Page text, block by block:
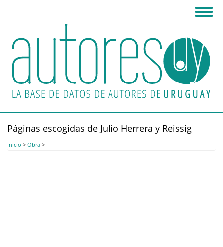
principal
Páginas escogidas de Julio Herrera y Reissig
Inicio > Obra >